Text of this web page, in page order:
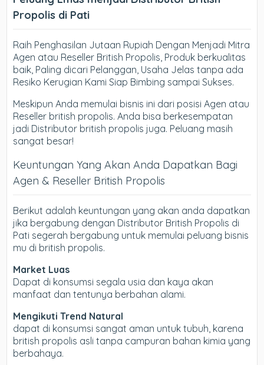
Propolis di Pati
Raih Penghasilan Jutaan Rupiah Dengan Menjadi Mitra
Agen atau Reseller British Propolis, Produk berkualitas
baik, Paling dicari Pelanggan, Usaha Jelas tanpa ada
Resiko Kerugian Kami Siap Bimbing sampai Sukses.
Meskipun Anda memulai bisnis ini dari posisi Agen atau
Reseller british propolis. Anda bisa berkesempatan
jadi Distributor british propolis juga. Peluang masih
sangat besar!
Keuntungan Yang Akan Anda Dapatkan Bagi
Agen & Reseller British Propolis
Berikut adalah keuntungan yang akan anda dapatkan
jika bergabung dengan Distributor British Propolis di
Pati segerah bergabung untuk memulai peluang bisnis
mu di british propolis.
Market Luas
Dapat di konsumsi segala usia dan kaya akan
manfaat dan tentunya berbahan alami.
Mengikuti Trend Natural
dapat di konsumsi sangat aman untuk tubuh, karena
british propolis asli tanpa campuran bahan kimia yang
berbahaya.